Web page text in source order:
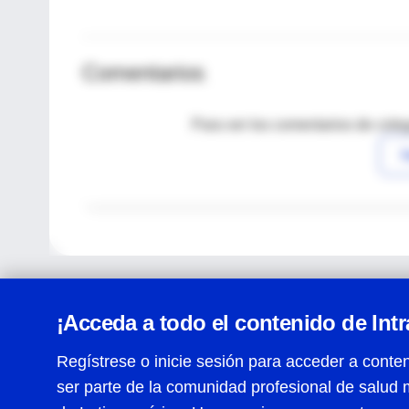
Comentarios
Para ver los comentarios de
¡Acceda a todo el contenido de
Regístrese o inicie sesión para acceder a
ser parte de la comunidad profesional de salud
Centro de Ayuda